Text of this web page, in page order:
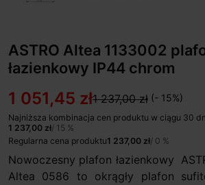
ASTRO Altea 1133002
łazienkowy IP44 chrom
1 051,45 zł1 237,00 zł (- 15%)
Najniższa kombinacja cen produktu w ciągu 30
1 237,00 zł/ 15 %
Regularna cena produktu1 237,00 zł/ 0 %
Nowoczesny plafon łazienkowy
Altea 0586 to okrągły plafon